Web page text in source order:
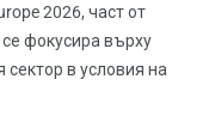
2026, част от
фокусира върху
в условия на